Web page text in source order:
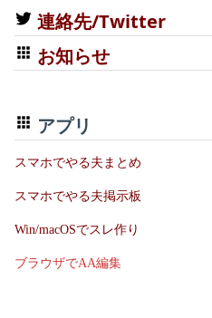
連絡先/Twitter
お知らせ
アプリ
スマホでやる夫まとめ
スマホでやる夫掲示板
Win/macOSでスレ作り
ブラウザでAA編集